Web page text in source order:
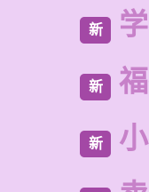
新
新
新